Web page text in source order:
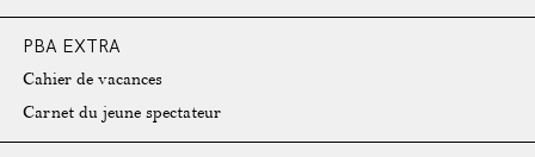
PBA EXTRA
Cahier de vacances
Carnet du jeune spectateur